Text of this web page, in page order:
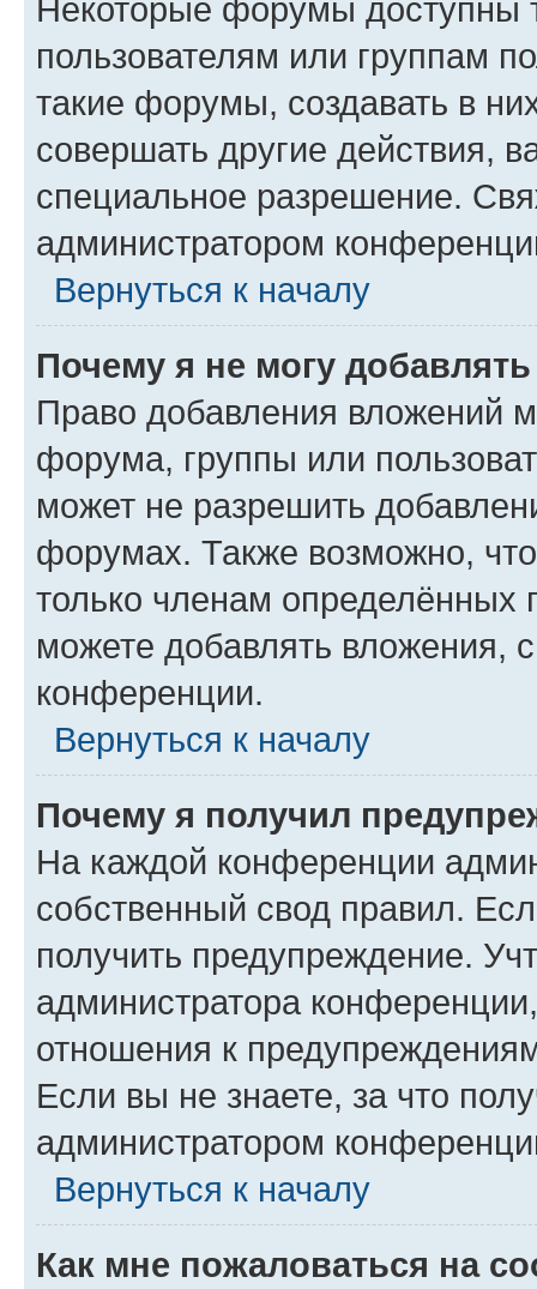
Некоторые форумы доступны
пользователям или группам
такие форумы, создавать в
совершать другие действия,
специальное разрешение.
администратором
Вернуться к началу
Почему я не могу
Право добавления вложений
форума, группы или
может не разрешить
форумах. Также возможно,
только членам определённых
можете добавлять вложения,
конференции.
Вернуться к началу
Почему я получил
На каждой конференции
собственный свод правил.
получить предупреждение.
администратора
отношения к
Если вы не знаете, за что
администратором
Вернуться к началу
Как мне пожаловаться на